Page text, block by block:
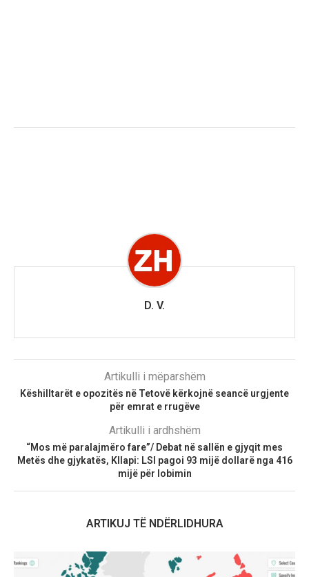
D. V.
Artikulli i mëparshëm
Këshilltarët e opozitës në Tetovë kërkojnë seancë urgjente
për emrat e rrugëve
Artikulli i ardhshëm
“Mos më paralajmëro fare”/ Debat në sallën e gjyqit mes
Metës dhe gjykatës, Kllapi: LSI pagoi 93 mijë dollarë nga 416
mijë për lobimin
ARTIKUJ TË NDËRLIDHURA